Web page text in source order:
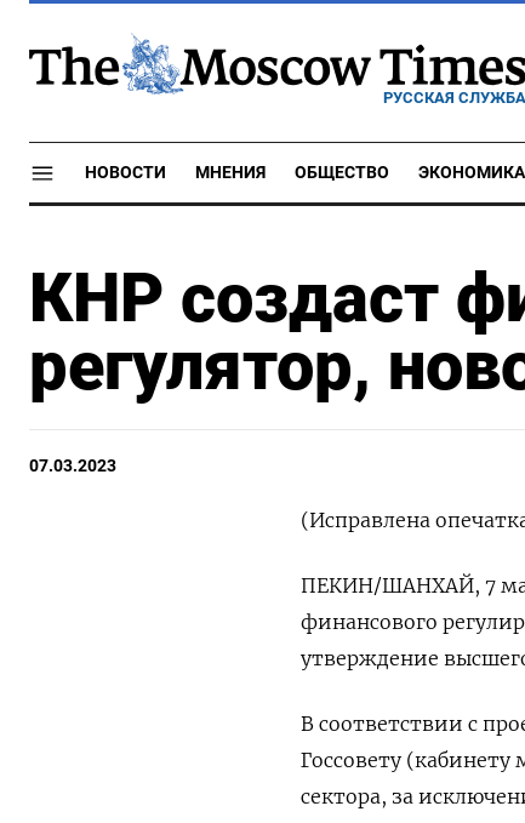
РУССКАЯ СЛУЖБА
НОВОСТИ МНЕНИЯ ОБЩЕСТВО ЭКОНОМИКА
КНР создаст
регулятор,
07.03.2023
(Исправлена
ПЕКИН/ШАНХАЙ, 7 мар
финансового
утверждение
В соответствии с
Госсовету
сектора, за